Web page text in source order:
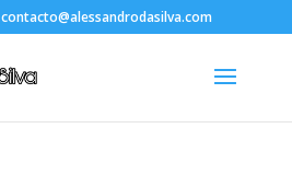
contacto@alessandrodasilva.com